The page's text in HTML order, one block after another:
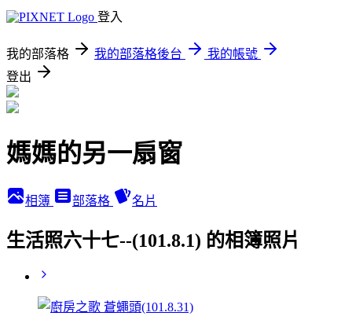
登入
我的部落格 我的部落格後台
我的帳號
登出
媽媽的另一扇窗
相簿 部落格 名片
生活照六十七--(101.8.1) 的相簿照片